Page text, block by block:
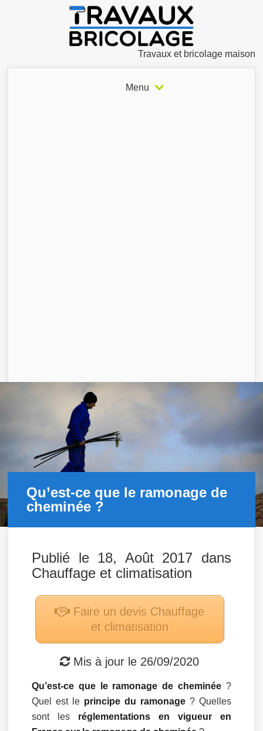
Travaux et bricolage maison
Menu
Qu’est-ce que le ramonage de
cheminée ?
Publié le 18, Août 2017 dans
Chauffage et climatisation
Faire un devis Chauffage
et climatisation
Mis à jour le 26/09/2020
Qu’est-ce que le ramonage de cheminée?
Quel est le principe du ramonage? Quelles
sont les réglementations en vigueur en